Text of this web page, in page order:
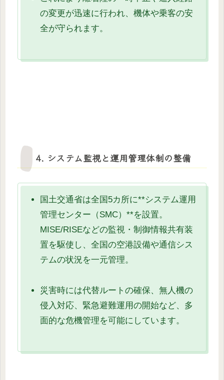
の変更が迅速に行われ、機体や乗客の安
全が守られます。
4. システム監視と運用管理体制の整備
国土交通省は全国5カ所に**システム運用
管理センター（SMC）**を設置。
MISE/RISEなどの監視・制御情報共有装
置を駆使し、全国の空港設備や通信シス
テムの状況を一元管理。
災害時には代替ルートの確保、無人機の
侵入対応、緊急避難運用の開始など、多
面的な危機管理を可能にしています。